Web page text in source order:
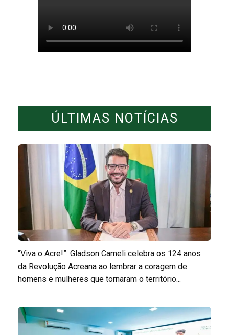
ÚLTIMAS NOTÍCIAS
“Viva o Acre!”: Gladson Cameli celebra os 124 anos
da Revolução Acreana ao lembrar a coragem de
homens e mulheres que tornaram o território...